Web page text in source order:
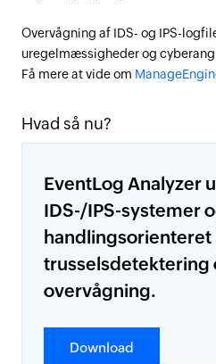
Overvågning af IDS- og IPS-
uregelmæssigheder og
Få mere at vide om
Hvad så nu?
EventLog Analyzer
IDS-/IPS-systemer
handlingsorienteret
trusselsdetektering
overvågning.
Download